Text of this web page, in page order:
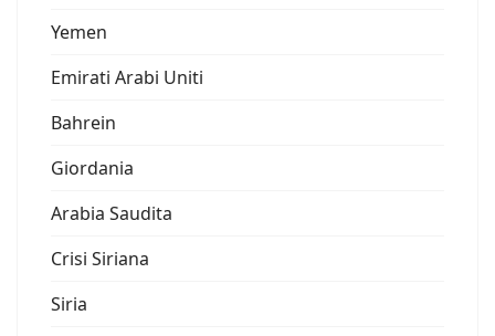
Yemen
Emirati Arabi Uniti
Bahrein
Giordania
Arabia Saudita
Crisi Siriana
Siria